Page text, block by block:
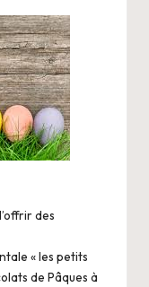
des
« les petits
de Pâques à